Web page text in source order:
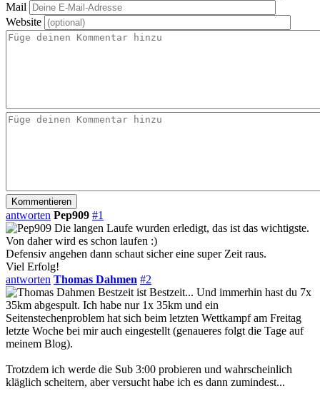
Mail
Website
antworten Pep909 #1
Die langen Laufe wurden erledigt, das ist das wichtigste.
Von daher wird es schon laufen :)
Defensiv angehen dann schaut sicher eine super Zeit raus.
Viel Erfolg!
antworten Thomas Dahmen #2
Bestzeit ist Bestzeit... Und immerhin hast du 7x
35km abgespult. Ich habe nur 1x 35km und ein
Seitenstechenproblem hat sich beim letzten Wettkampf am Freitag
letzte Woche bei mir auch eingestellt (genaueres folgt die Tage auf
meinem Blog).
Trotzdem ich werde die Sub 3:00 probieren und wahrscheinlich
kläglich scheitern, aber versucht habe ich es dann zumindest...